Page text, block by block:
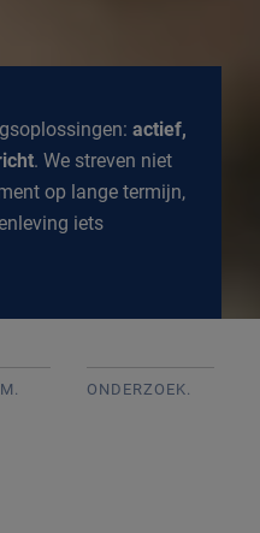
actief,
. We streven niet
op lange termijn,
iets
ONDERZOEK.